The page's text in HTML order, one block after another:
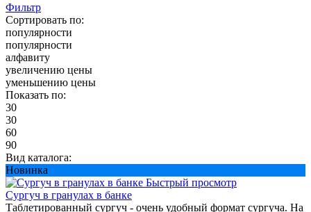
Фильтр
Сортировать по:
популярности
популярности
алфавиту
увеличению цены
уменьшению цены
Показать по:
30
30
60
90
Вид каталога:
Новинка
Быстрый просмотр
Сургуч в гранулах в банке
Таблетированный сургуч - очень удобный формат сургуча. На